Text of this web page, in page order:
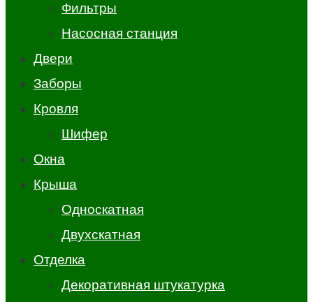
Фильтры
Насосная станция
Двери
Заборы
Кровля
Шифер
Окна
Крыша
Односкатная
Двухскатная
Отделка
Декоративная штукатурка